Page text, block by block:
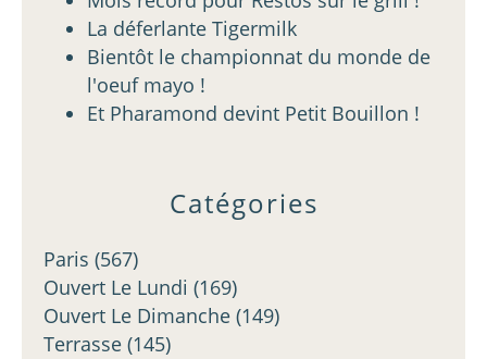
Catégories
Paris (567)
Ouvert Le Lundi (169)
Ouvert Le Dimanche (149)
Terrasse (145)
La déferlante Tigermilk
Bientôt le championnat du monde de
l'oeuf mayo !
Et Pharamond devint Petit Bouillon !